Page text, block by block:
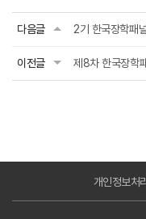
다음글 2기 한국장학패
이전글 제8차 한국장학
개인정보처